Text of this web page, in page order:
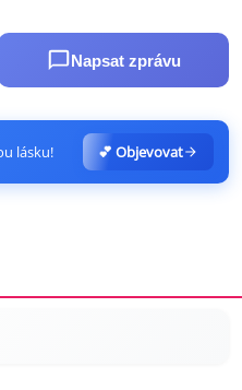
Napsat zprávu
lásku! 💕 Objevovat